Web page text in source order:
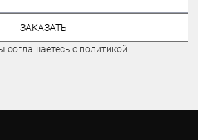
ЗАКАЗАТЬ
с политикой